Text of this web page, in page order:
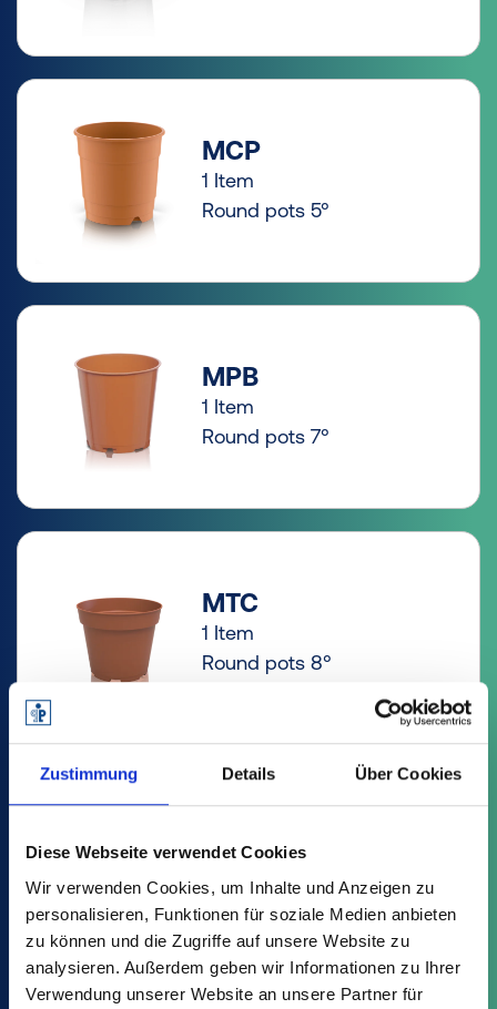
Zustimmung Details Über Cookies
Diese Webseite verwendet Cookies
Wir verwenden Cookies, um Inhalte und Anzeigen zu
personalisieren, Funktionen für soziale Medien anbieten
zu können und die Zugriffe auf unsere Website zu
analysieren. Außerdem geben wir Informationen zu Ihrer
Verwendung unserer Website an unsere Partner für
MCP
1 Item
Round pots 5°
MPB
1 Item
Round pots 7°
MTC
1 Item
Round pots 8°
8 Item
Round pots 6°